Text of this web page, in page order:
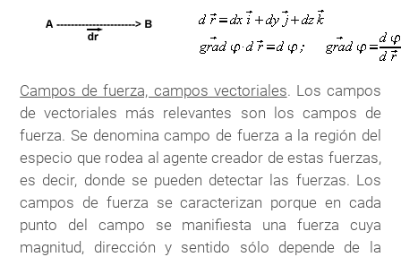
Campos de fuerza, campos vectoriales. Los campos
de vectoriales más relevantes son los campos de
fuerza. Se denomina campo de fuerza a la región del
especio que rodea al agente creador de estas fuerzas,
es decir, donde se pueden detectar las fuerzas. Los
campos de fuerza se caracterizan porque en cada
punto del campo se manifiesta una fuerza cuya
magnitud, dirección y sentido sólo depende de la